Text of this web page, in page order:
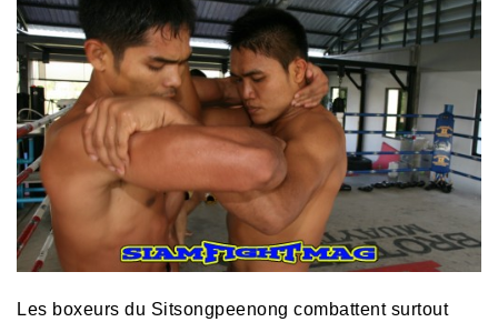
Les boxeurs du Sitsongpeenong combattent surtout